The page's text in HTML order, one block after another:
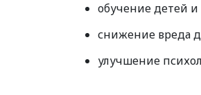
обучение детей
снижение вреда
улучшение